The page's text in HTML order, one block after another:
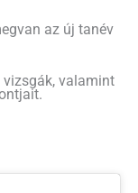
az új tanév
valamint